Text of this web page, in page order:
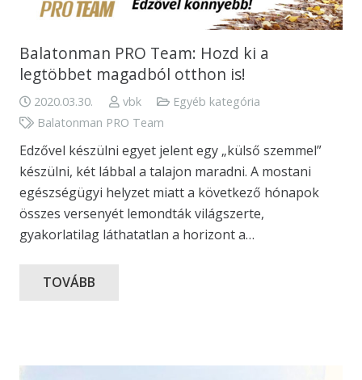
Balatonman PRO Team: Hozd ki a
legtöbbet magadból otthon is!
2020.03.30. vbk
Egyéb kategória
Balatonman PRO Team
Edzővel készülni egyet jelent egy „külső szemmel”
készülni, két lábbal a talajon maradni. A mostani
egészségügyi helyzet miatt a következő hónapok
összes versenyét lemondták világszerte,
gyakorlatilag láthatatlan a horizont a…
TOVÁBB